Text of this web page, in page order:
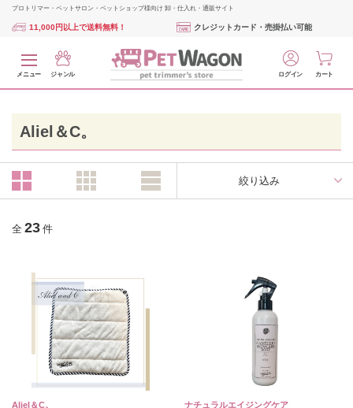
プロトリマー・ペットサロン・ペットショップ様向け 卸・仕入れ・通販サイト
11,000円以上で送料無料！ クレジットカード・売掛払い可能
メニュー ジャンル ログイン カート
Aliel＆C。
絞り込み
全 23 件
Aliel＆C。 ナチュラルエイジングケア